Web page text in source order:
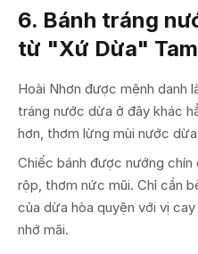
6. Bánh tráng
từ "Xứ Dừa"
Hoài Nhơn được mệnh danh
tráng nước dừa ở đây khác
hơn, thơm lừng mùi nước
Chiếc bánh được nướng
rộp, thơm nức mũi. Chỉ cần
của dừa hòa quyện với vị
nhớ mãi.